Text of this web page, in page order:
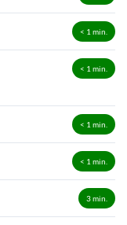
< 1 min.
< 1 min.
< 1 min.
< 1 min.
3min.